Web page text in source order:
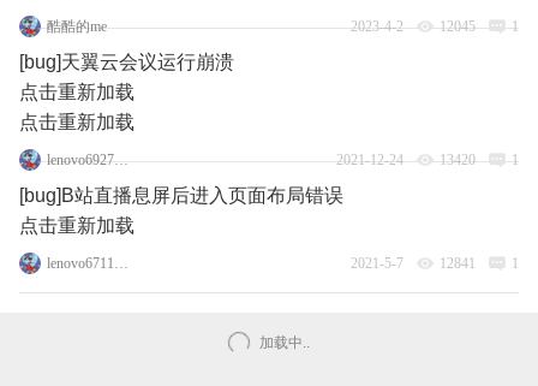
酷酷的me 2023-4-2 12045 1
[bug]天翼云会议运行崩溃
点击重新加载
点击重新加载
lenovo69274571 2021-12-24 13420 1
[bug]B站直播息屏后进入页面布局错误
点击重新加载
lenovo67118676 2021-5-7 12841 1
加载中..